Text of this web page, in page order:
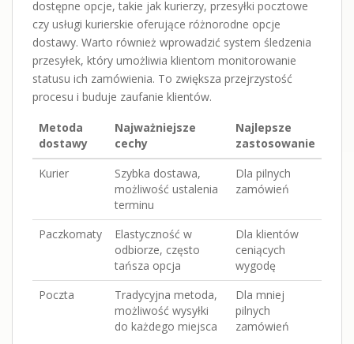
dostępne opcje, takie jak kurierzy, przesyłki pocztowe
czy usługi kurierskie oferujące różnorodne opcje
dostawy. Warto również wprowadzić system śledzenia
przesyłek, który umożliwia klientom monitorowanie
statusu ich zamówienia. To zwiększa przejrzystość
procesu i buduje zaufanie klientów.
Metoda
dostawy
Najważniejsze
cechy
Najlepsze
zastosowanie
Kurier
Szybka dostawa,
możliwość ustalenia
terminu
Dla pilnych
zamówień
Paczkomaty
Elastyczność w
odbiorze, często
tańsza opcja
Dla klientów
ceniących
wygodę
Poczta
Tradycyjna metoda,
możliwość wysyłki
do każdego miejsca
Dla mniej
pilnych
zamówień